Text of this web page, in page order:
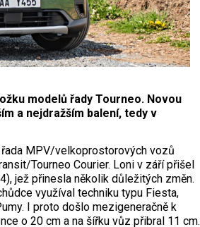
modelů řady Tourneo. Novou
a nejdražším balení, tedy v
MPV/velkoprostorových vozů
Tourneo Courier. Loni v září přišel
jež přinesla několik důležitých změn.
využíval techniku typu Fiesta,
I proto došlo mezigeneračně k
o 20 cm a na šířku vůz přibral 11 cm.